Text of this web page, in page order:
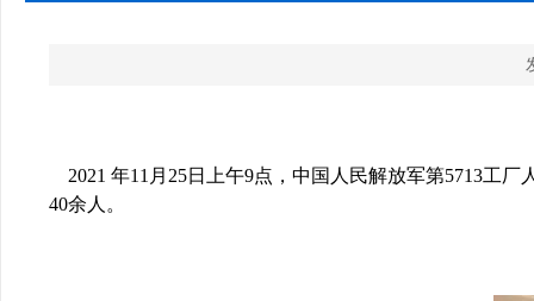
2021 年11 月 25日上午9点，中国人民解放军第5713工厂
40余人。